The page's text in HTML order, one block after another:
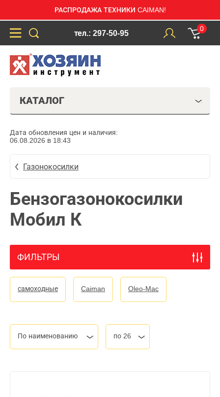
РАСПРОДАЖА ТЕХНИКИ CAIMAN!
тел.: 297-50-95
0
КАТАЛОГ
Дата обновления цен и наличия:
06.08.2026 в 18:43
Газонокосилки
Бензогазонокосилки
Мобил К
ФИЛЬТРЫ
самоходные Caiman Oleo-Mac
По наименованию по 26